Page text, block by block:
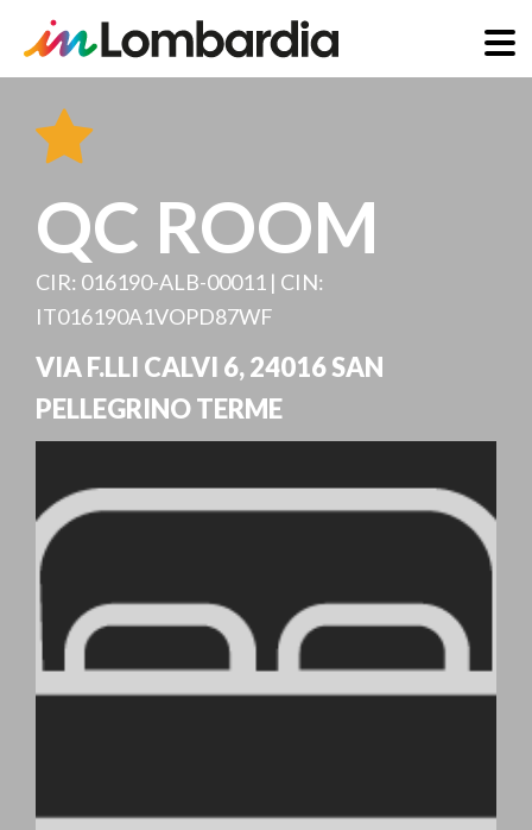
zum
Inhalt
QC ROOM
CIR: 016190-ALB-00011 | CIN:
IT016190A1VOPD87WF
VIA F.LLI CALVI 6,24016SAN
PELLEGRINO TERME